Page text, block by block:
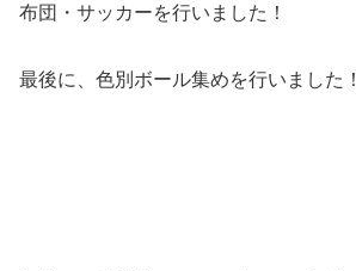
布団・サッカーを行いました！
最後に、色別ボール集めを行いました！